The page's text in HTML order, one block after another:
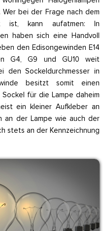
bei der Frage nach dem
ist, kann aufatmen: In
haben sich eine Handvoll
den Edisongewinden E14
G4, G9 und GU10 weit
den Sockeldurchmesser in
besitzt somit einen
Sockel für die Lampe daheim
ein kleiner Aufkleber an
an der Lampe wie auch der
stets an der Kennzeichnung